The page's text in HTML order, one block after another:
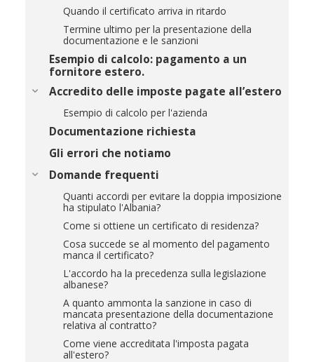
Quando il certificato arriva in ritardo
Termine ultimo per la presentazione della
documentazione e le sanzioni
Esempio di calcolo: pagamento a un
fornitore estero.
Accredito delle imposte pagate all’estero
Esempio di calcolo per l'azienda
Documentazione richiesta
Gli errori che notiamo
Domande frequenti
Quanti accordi per evitare la doppia imposizione
ha stipulato l'Albania?
Come si ottiene un certificato di residenza?
Cosa succede se al momento del pagamento
manca il certificato?
L'accordo ha la precedenza sulla legislazione
albanese?
A quanto ammonta la sanzione in caso di
mancata presentazione della documentazione
relativa al contratto?
Come viene accreditata l'imposta pagata
all'estero?